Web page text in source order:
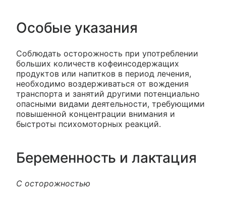
Особые указания
Соблюдать осторожность при употреблении
больших количеств кофеинсодержащих
продуктов или напитков в период лечения,
необходимо воздерживаться от вождения
транспорта и занятий другими потенциально
опасными видами деятельности, требующими
повышенной концентрации внимания и
быстроты психомоторных реакций.
Беременность и лактация
С осторожностью